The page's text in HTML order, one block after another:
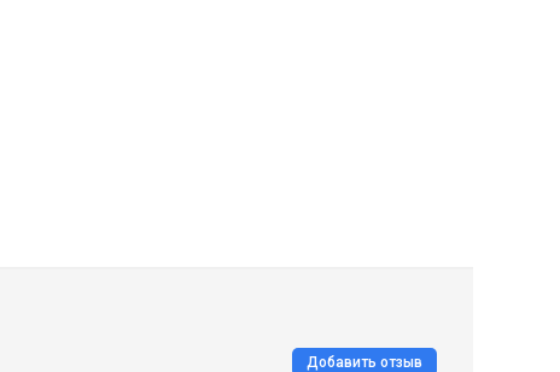
Добавить отзыв